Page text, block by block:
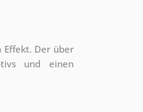
Der über
und einen